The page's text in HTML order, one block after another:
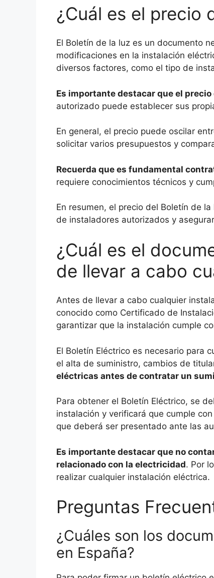
¿Cuál es el precio
El Boletín de la luz es un documento
modificaciones en la instalación
diversos factores, como el tipo de
Es importante destacar que el
autorizado puede establecer sus
En general, el precio puede oscilar
solicitar varios presupuestos y
Recuerda que es fundamental
requiere conocimientos técnicos y
En resumen, el precio del Boletín de
de instaladores autorizados y
¿Cuál es el
de llevar a cabo
Antes de llevar a cabo cualquier
conocido como Certificado de
garantizar que la instalación cumple
El Boletín Eléctrico es necesario para
el alta de suministro, cambios de
eléctricas antes de contratar un
Para obtener el Boletín Eléctrico, se
instalación y verificará que cumple
que deberá ser presentado ante las
Es importante destacar que no
relacionado con la electricidad. Por
realizar cualquier instalación eléctrica.
Preguntas
¿Cuáles son los
en España?